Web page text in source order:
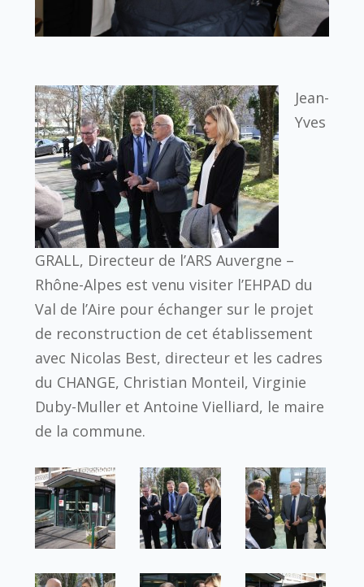
Jean-
Yves
GRALL, Directeur de l’ARS Auvergne –
Rhône-Alpes est venu visiter l’EHPAD du
Val de l’Aire pour échanger sur le projet
de reconstruction de cet établissement
avec Nicolas Best, directeur et les cadres
du CHANGE, Christian Monteil, Virginie
Duby-Muller et Antoine Vielliard, le maire
de la commune.